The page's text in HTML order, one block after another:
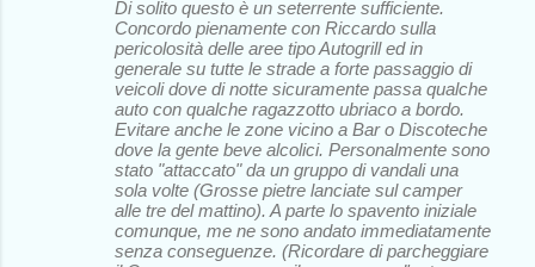
Di solito questo è un seterrente sufficiente.
Concordo pienamente con Riccardo sulla
pericolosità delle aree tipo Autogrill ed in
generale su tutte le strade a forte passaggio di
veicoli dove di notte sicuramente passa qualche
auto con qualche ragazzotto ubriaco a bordo.
Evitare anche le zone vicino a Bar o Discoteche
dove la gente beve alcolici. Personalmente sono
stato "attaccato" da un gruppo di vandali una
sola volte (Grosse pietre lanciate sul camper
alle tre del mattino). A parte lo spavento iniziale
comunque, me ne sono andato immediatamente
senza conseguenze. (Ricordare di parcheggiare